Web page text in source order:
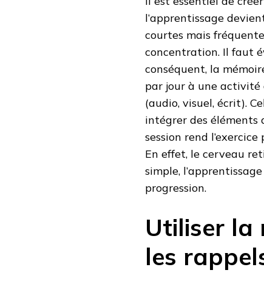
l’apprentissage
courtes mais
concentration. Il faut
conséquent, la
par jour à une activité
(audio, visuel, écrit).
intégrer des éléments
session rend
En effet, le cerveau
simple,
progression.
Utiliser la
les